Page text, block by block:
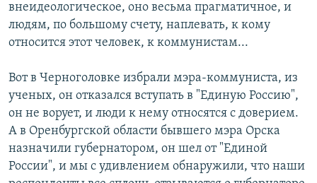
внеидеологическое, оно весьма прагматичное, и
людям, по большому счету, наплевать, к кому
относится этот человек, к коммунистам...
Вот в Черноголовке избрали мэра-коммуниста, из
ученых, он отказался вступать в "Единую Россию",
он не ворует, и люди к нему относятся с доверием.
А в Оренбургской области бывшего мэра Орска
назначили губернатором, он шел от "Единой
России", и мы с удивлением обнаружили, что наши